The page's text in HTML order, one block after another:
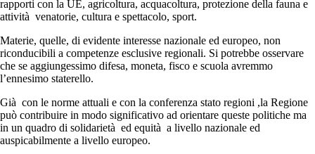
rapporti con la UE, agricoltura, acquacoltura, protezione della fauna e
attività venatorie, cultura e spettacolo, sport.
Materie, quelle, di evidente interesse nazionale ed europeo, non
riconducibili a competenze esclusive regionali. Si potrebbe osservare
che se aggiungessimo difesa, moneta, fisco e scuola avremmo
l’ennesimo staterello.
Già con le norme attuali e con la conferenza stato regioni ,la Regione
può contribuire in modo significativo ad orientare queste politiche ma
in un quadro di solidarietà ed equità a livello nazionale ed
auspicabilmente a livello europeo.